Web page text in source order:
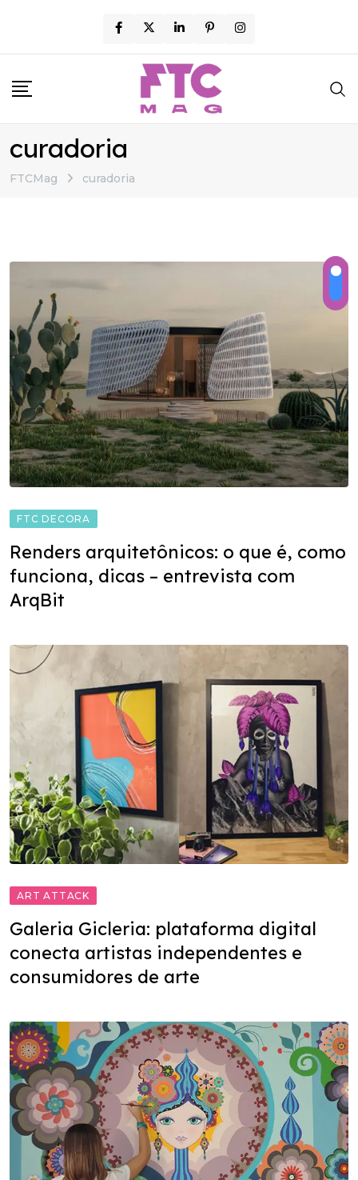
content
curadoria
FTCMag curadoria
FTC DECORA
Renders arquitetônicos: o que é, como
funciona, dicas – entrevista com
ArqBit
ART ATTACK
Galeria Gicleria: plataforma digital
conecta artistas independentes e
consumidores de arte